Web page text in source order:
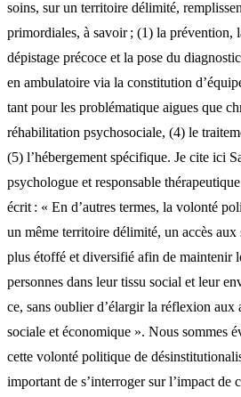
soins, sur un territoire délimité,
primordiales, à savoir ; (1) la prévention,
dépistage précoce et la pose du
en ambulatoire via la constitution
tant pour les problématique aigues que
réhabilitation psychosociale, (4) le
(5) l’hébergement spécifique. Je cite ici
psychologue et responsable
écrit : « En d’autres termes, la volonté
un même territoire délimité, un accès aux
plus étoffé et diversifié afin de maintenir
personnes dans leur tissu social et leur
ce, sans oublier d’élargir la réflexion aux
sociale et économique ». Nous sommes
cette volonté politique de
important de s’interroger sur l’impact de